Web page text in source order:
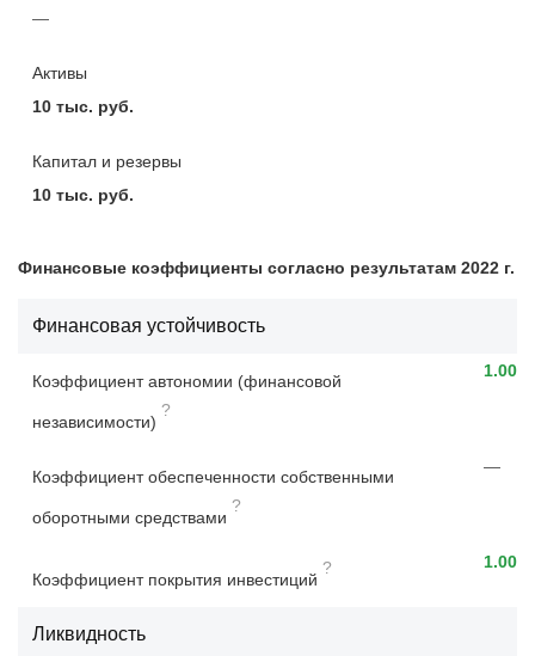
—
Активы
10 тыс. руб.
Капитал и резервы
10 тыс. руб.
Финансовые коэффициенты согласно результатам 2022 г.
Финансовая устойчивость
Коэффициент автономии (финансовой
независимости)
?
1.00
Коэффициент обеспеченности собственными
оборотными средствами
?
—
Коэффициент покрытия инвестиций
? 1.00
Ликвидность